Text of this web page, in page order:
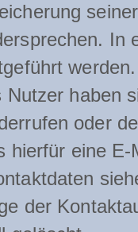
In
werden.
Nutzer haben
oder
hierfür eine
der